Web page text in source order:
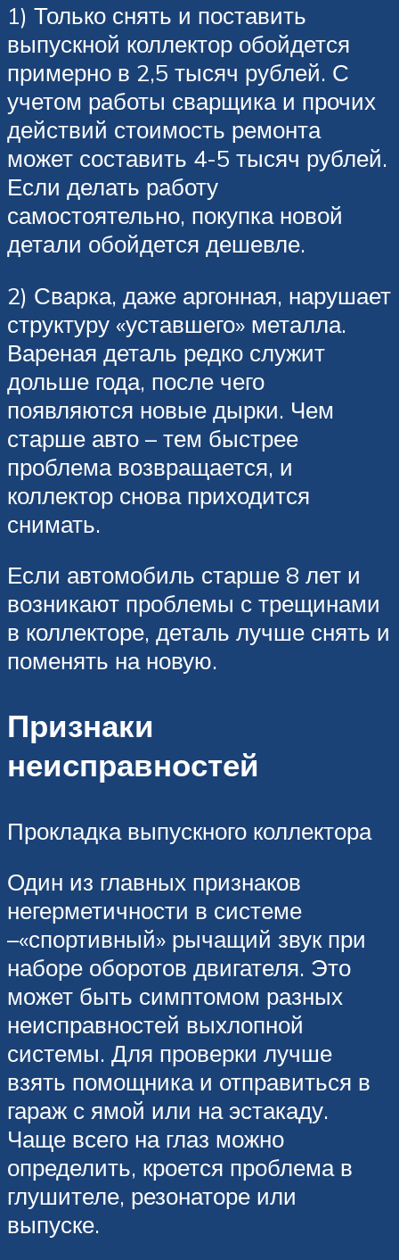
1) Только снять и поставить
выпускной коллектор обойдется
примерно в 2,5 тысяч рублей. С
учетом работы сварщика и прочих
действий стоимость ремонта
может составить 4-5 тысяч рублей.
Если делать работу
самостоятельно, покупка новой
детали обойдется дешевле.
2) Сварка, даже аргонная, нарушает
структуру «уставшего» металла.
Вареная деталь редко служит
дольше года, после чего
появляются новые дырки. Чем
старше авто – тем быстрее
проблема возвращается, и
коллектор снова приходится
снимать.
Если автомобиль старше 8 лет и
возникают проблемы с трещинами
в коллекторе, деталь лучше снять и
поменять на новую.
Признаки
неисправностей
Прокладка выпускного коллектора
Один из главных признаков
негерметичности в системе
–«спортивный» рычащий звук при
наборе оборотов двигателя. Это
может быть симптомом разных
неисправностей выхлопной
системы. Для проверки лучше
взять помощника и отправиться в
гараж с ямой или на эстакаду.
Чаще всего на глаз можно
определить, кроется проблема в
глушителе, резонаторе или
выпуске.